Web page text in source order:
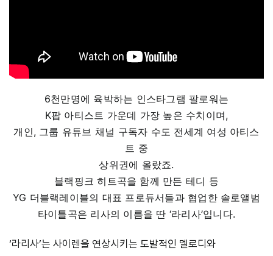
6천만명에 육박하는 인스타그램 팔로워는
K팝 아티스트 가운데 가장 높은 수치이며,
개인, 그룹 유튜브 채널 구독자 수도 전세계 여성 아티스
트 중
상위권에 올랐죠.
블랙핑크 히트곡을 함께 만든 테디 등
YG 더블랙레이블의 대표 프로듀서들과 협업한 솔로앨범
타이틀곡은 리사의 이름을 딴 ‘라리사’입니다.
‘라리사’는 사이렌을 연상시키는 도발적인 멜로디와